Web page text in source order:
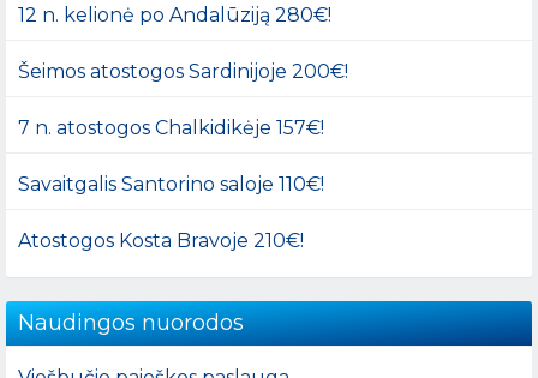
12 n. kelionė po Andalūziją 280€!
Šeimos atostogos Sardinijoje 200€!
7 n. atostogos Chalkidikėje 157€!
Savaitgalis Santorino saloje 110€!
Atostogos Kosta Bravoje 210€!
Naudingos nuorodos